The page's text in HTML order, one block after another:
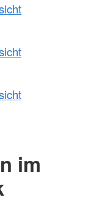
im